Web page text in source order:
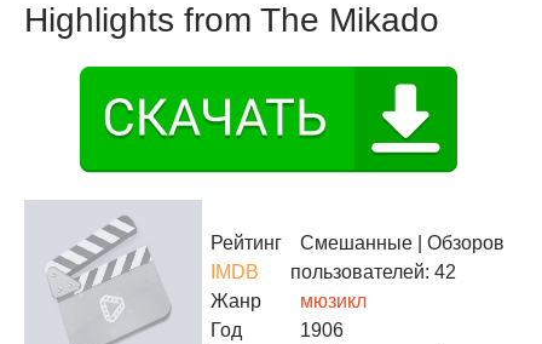
Highlights from The Mikado
Рейтинг
IMDB
Смешанные | Обзоров
пользователей: 42
Жанр
мюзикл
Год
1906